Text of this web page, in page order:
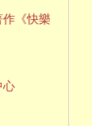
《快樂
心